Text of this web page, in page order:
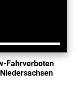
2026: Das
wissen
Fahrverboten